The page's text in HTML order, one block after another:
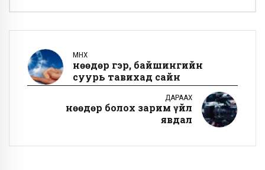
ӨМНӨХ
Өнөөдөр гэр, байшингийн
суурь тавихад сайн
ДАРААХ
Өнөөдөр болох зарим үйл
явдал